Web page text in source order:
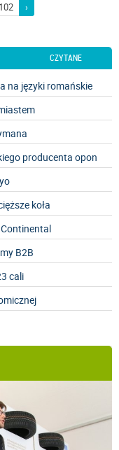
102 ›
CZYTANE
na języki romańskie
producenta opon
koła
B2B
cali